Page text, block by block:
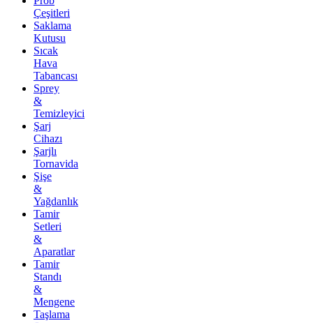
Çeşitleri
Saklama
Kutusu
Sıcak
Hava
Tabancası
Sprey
&
Temizleyici
Şarj
Cihazı
Şarjlı
Tornavida
Şişe
&
Yağdanlık
Tamir
Setleri
&
Aparatlar
Tamir
Standı
&
Mengene
Taşlama